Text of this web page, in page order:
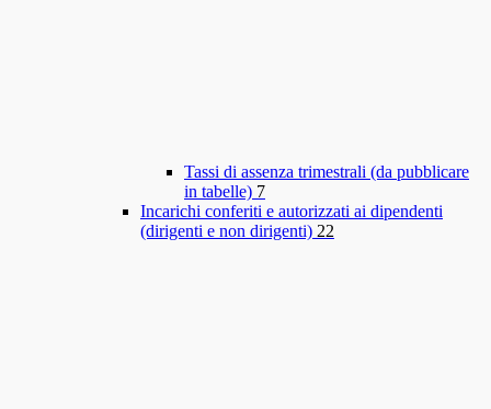
Tassi di assenza trimestrali (da pubblicare
in tabelle) 7
Incarichi conferiti e autorizzati ai dipendenti
(dirigenti e non dirigenti) 22